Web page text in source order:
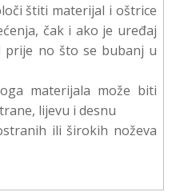
štiti materijal i oštrice
čak i ako je uređaj
prije no što se bubanj u
materijala može biti
lijevu i desnu
ili širokih noževa